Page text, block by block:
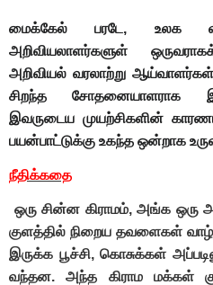
மைக்கேல் பரடே, உலக
அறிவியலாளர்களுள்
அறிவியல் வரலாற்று
சிறந்த சோதனையாளராக
இவருடைய முயற்சிகளின்
பயன்பாட்டுக்கு உகந்த ஒன்றாக
நீதிக்கதை
ஒரு சின்ன கிராமம், அங்க ஒரு
குளத்தில் நிறைய தவளைகள்
இருக்க பூச்சி, கொசுக்கள்
வந்தன. அந்த கிராம மக்கள்